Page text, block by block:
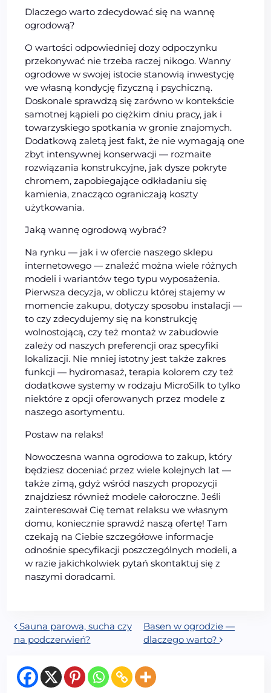
Dlaczego warto zdecydować się na wannę
ogrodową?
O wartości odpowiedniej dozy odpoczynku
przekonywać nie trzeba raczej nikogo. Wanny
ogrodowe w swojej istocie stanowią inwestycję
we własną kondycję fizyczną i psychiczną.
Doskonale sprawdzą się zarówno w kontekście
samotnej kąpieli po ciężkim dniu pracy, jak i
towarzyskiego spotkania w gronie znajomych.
Dodatkową zaletą jest fakt, że nie wymagają one
zbyt intensywnej konserwacji — rozmaite
rozwiązania konstrukcyjne, jak dysze pokryte
chromem, zapobiegające odkładaniu się
kamienia, znacząco ograniczają koszty
użytkowania.
Jaką wannę ogrodową wybrać?
Na rynku — jak i w ofercie naszego sklepu
internetowego — znaleźć można wiele różnych
modeli i wariantów tego typu wyposażenia.
Pierwsza decyzja, w obliczu której stajemy w
momencie zakupu, dotyczy sposobu instalacji —
to czy zdecydujemy się na konstrukcję
wolnostojącą, czy też montaż w zabudowie
zależy od naszych preferencji oraz specyfiki
lokalizacji. Nie mniej istotny jest także zakres
funkcji — hydromasaż, terapia kolorem czy też
dodatkowe systemy w rodzaju MicroSilk to tylko
niektóre z opcji oferowanych przez modele z
naszego asortymentu.
Postaw na relaks!
Nowoczesna wanna ogrodowa to zakup, który
będziesz doceniać przez wiele kolejnych lat —
także zimą, gdyż wśród naszych propozycji
znajdziesz również modele całoroczne. Jeśli
zainteresował Cię temat relaksu we własnym
domu, koniecznie sprawdź naszą ofertę! Tam
czekają na Ciebie szczegółowe informacje
odnośnie specyfikacji poszczególnych modeli, a
w razie jakichkolwiek pytań skontaktuj się z
naszymi doradcami.
Nawigacja wpisu
Sauna parowa, sucha czy
na podczerwień?
Basen w ogrodzie —
dlaczego warto?